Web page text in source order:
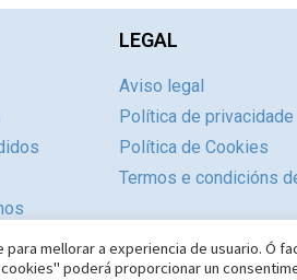
LEGAL
Aviso legal
Política de privacidade
Política de Cookies
Termos e condicións
Copyright © 1987-2026 Limiar
mellorar a experiencia de usuario. Ó
poderá proporcionar un